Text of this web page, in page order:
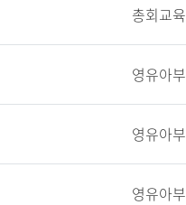
총회교육
영유아부
영유아부
영유아부